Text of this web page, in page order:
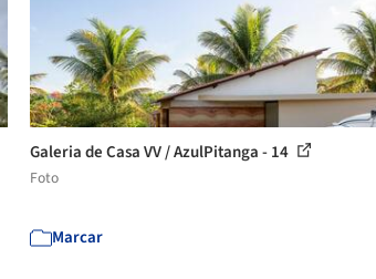
Galeria de Casa VV / AzulPitanga - 14
Foto
Marcar